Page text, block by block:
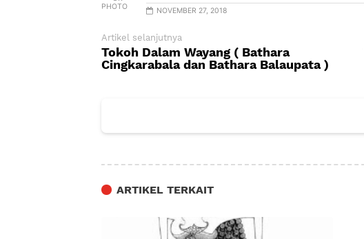
NOVEMBER 27, 2018
Artikel selanjutnya
Tokoh Dalam Wayang ( Bathara
Cingkarabala dan Bathara Balaupata )
ARTIKEL TERKAIT